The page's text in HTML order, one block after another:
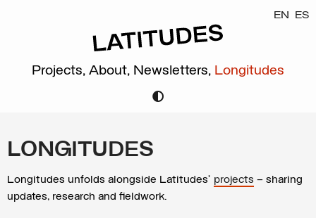
EN ES
Projects, About, Newsletters, Longitudes
LONGITUDES
Longitudes unfolds alongside Latitudes’ projects – sharing
updates, research and fieldwork.